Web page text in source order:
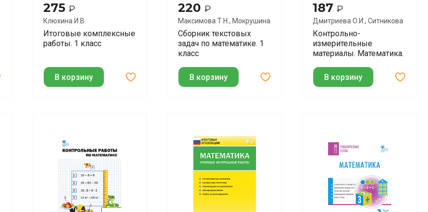
275 ₽
Клюхина И.В.
Итоговые комплексные
работы. 1 класс
В корзину
220 ₽
Максимова Т.Н., Мокрушина
О.А.
Сборник текстовых
задач по математике. 1
класс
В корзину
187₽
Дмитриева О.И., Ситникова
Т.Н.
Контрольно-
измерительные
материалы. Математика.
В корзину